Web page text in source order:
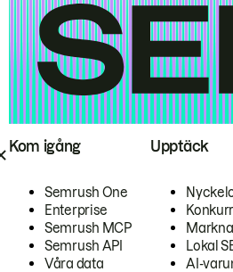
Kom igång
Semrush One
Enterprise
Semrush MCP
Semrush API
Våra data
Upptäck
Lokal
AI-